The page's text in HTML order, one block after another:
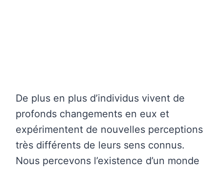
De plus en plus d’individus vivent de
profonds changements en eux et
expérimentent de nouvelles perceptions
très différents de leurs sens connus.
Nous percevons l’existence d’un monde